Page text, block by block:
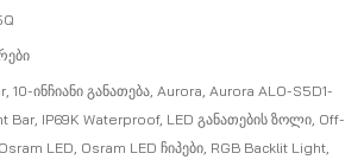
, 10-Ინჩიანი Განათება, Aurora, Aurora ALO-S5D1-
Bar, IP69K Waterproof, LED Განათების Ზოლი, Off-
Osram LED, Osram LED Ჩიპები, RGB Backlit Light,